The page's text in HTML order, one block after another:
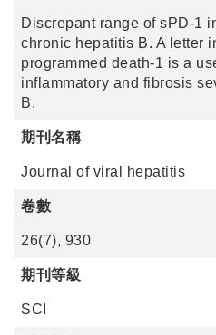
Discrepant range of sPD-1
chronic hepatitis B. A letter
programmed death-1 is a
inflammatory and fibrosis
B.
期刊名稱
Journal of viral hepatitis
卷數
26(7), 930
期刊等級
SCI